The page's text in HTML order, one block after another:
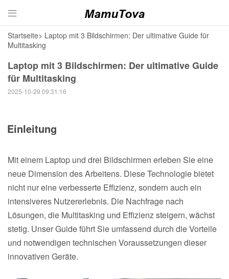

Startseite> Laptop mit 3 Bildschirmen: Der ultimative Guide für
Multitasking
Laptop mit 3 Bildschirmen: Der ultimative Guide
für Multitasking
2025-10-29 09:31:16
Einleitung
Mit einem Laptop und drei Bildschirmen erleben Sie eine
neue Dimension des Arbeitens. Diese Technologie bietet
nicht nur eine verbesserte Effizienz, sondern auch ein
intensiveres Nutzererlebnis. Die Nachfrage nach
Lösungen, die Multitasking und Effizienz steigern, wächst
stetig. Unser Guide führt Sie umfassend durch die Vorteile
und notwendigen technischen Voraussetzungen dieser
innovativen Geräte.